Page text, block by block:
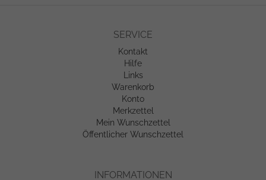
SERVICE
Kontakt
Hilfe
Links
Warenkorb
Konto
Merkzettel
Mein Wunschzettel
Öffentlicher Wunschzettel
INFORMATIONEN